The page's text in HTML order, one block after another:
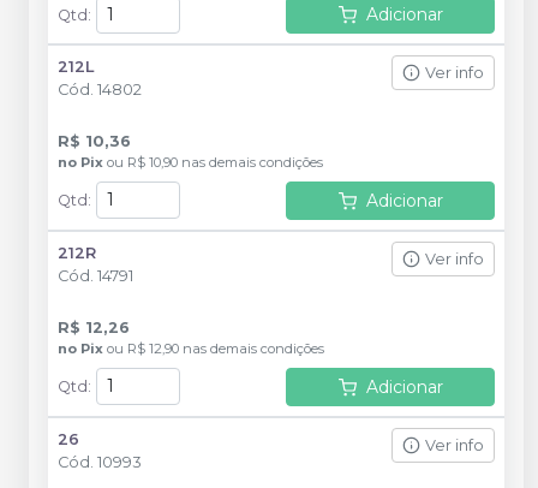
Qtd: Adicionar
212L
Cód. 14802
Ver info
R$ 10,36
no Pix ou R$ 10,90 nas demais condições
Qtd : Adicionar
212R
Cód. 14791
Ver info
R$ 12,26
no Pix ou R$ 12,90 nas demais condições
Qtd : Adicionar
26
Cód. 10993
Ver info